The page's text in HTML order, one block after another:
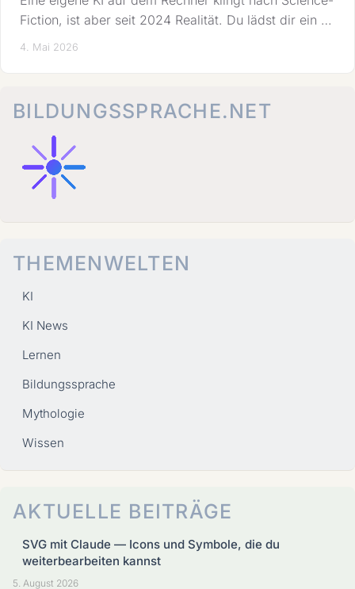
Fiction, ist aber seit 2024 Realität. Du lädst dir ein …
4. Mai 2026
BILDUNGSSPRACHE.NET
THEMENWELTEN
KI
KI News
Lernen
Bildungssprache
Mythologie
Wissen
AKTUELLE BEITRÄGE
SVG mit Claude — Icons und Symbole, die du
weiterbearbeiten kannst
5. August 2026